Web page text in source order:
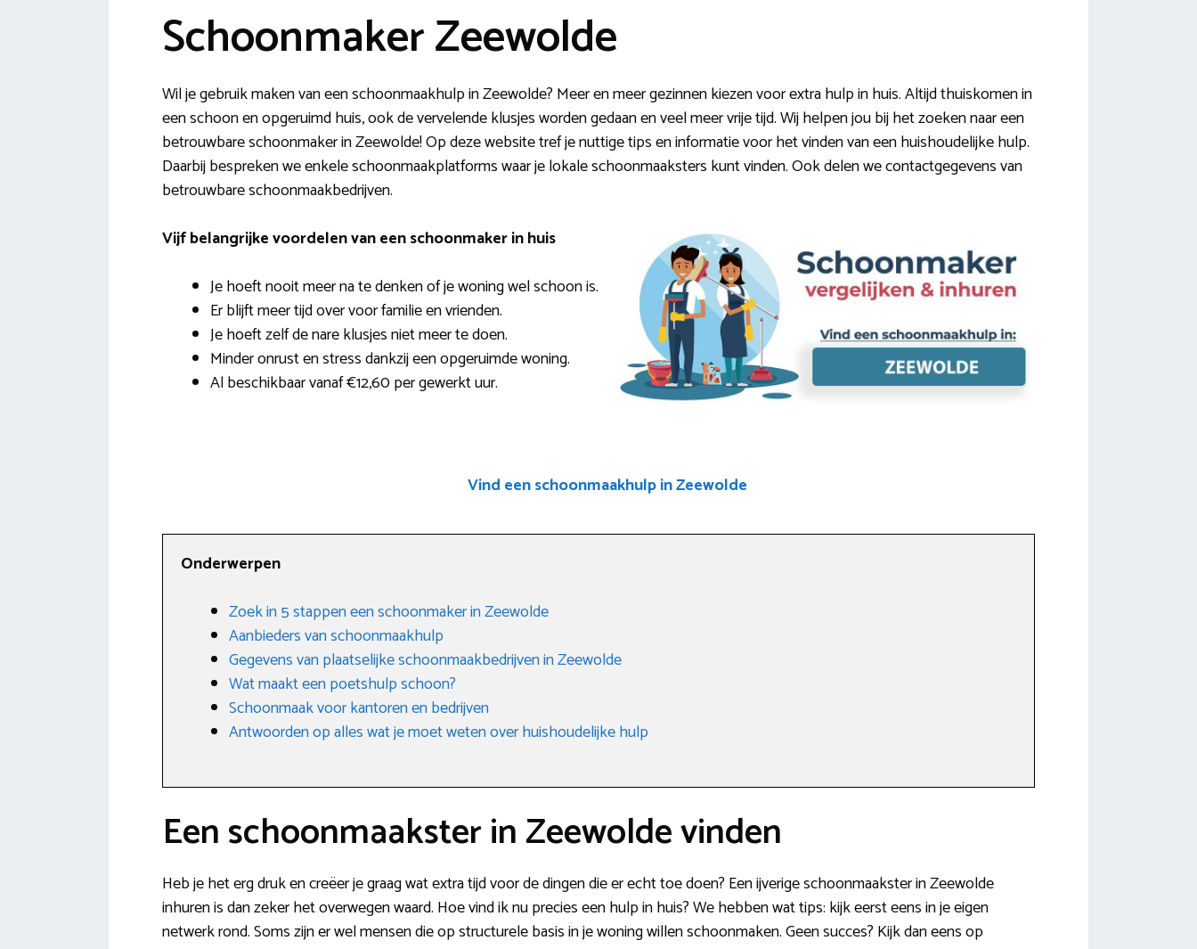
Schoonmaker Zeewolde
Wil je gebruik maken van een schoonmaakhulp in Zeewolde? Meer en meer gezinnen kiezen voor extra hulp in huis. Altijd thuiskomen in
een schoon en opgeruimd huis, ook de vervelende klusjes worden gedaan en veel meer vrije tijd. Wij helpen jou bij het zoeken naar een
betrouwbare schoonmaker in Zeewolde! Op deze website tref je nuttige tips en informatie voor het vinden van een huishoudelijke hulp.
Daarbij bespreken we enkele schoonmaakplatforms waar je lokale schoonmaaksters kunt vinden. Ook delen we contactgegevens van
betrouwbare schoonmaakbedrijven.
Vijf belangrijke voordelen van een schoonmaker in huis
Je hoeft nooit meer na te denken of je woning wel schoon is.
Er blijft meer tijd over voor familie en vrienden.
Je hoeft zelf de nare klusjes niet meer te doen.
Minder onrust en stress dankzij een opgeruimde woning.
Al beschikbaar vanaf €12,60 per gewerkt uur.
Vind een schoonmaakhulp in Zeewolde
Onderwerpen
Zoek in 5 stappen een schoonmaker in Zeewolde
Aanbieders van schoonmaakhulp
Gegevens van plaatselijke schoonmaakbedrijven in Zeewolde
Wat maakt een poetshulp schoon?
Schoonmaak voor kantoren en bedrijven
Antwoorden op alles wat je moet weten over huishoudelijke hulp
Een schoonmaakster in Zeewolde vinden
Heb je het erg druk en creëer je graag wat extra tijd voor de dingen die er echt toe doen? Een ijverige schoonmaakster in Zeewolde
inhuren is dan zeker het overwegen waard. Hoe vind ik nu precies een hulp in huis? We hebben wat tips: kijk eerst eens in je eigen
netwerk rond. Soms zijn er wel mensen die op structurele basis in je woning willen schoonmaken. Geen succes? Kijk dan eens op